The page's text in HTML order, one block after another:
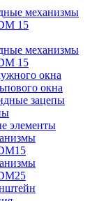
механизмы
15
механизмы
15
окна
окна
зацепы
элементы